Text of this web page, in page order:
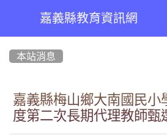
嘉義縣教育資訊網
本站消息
嘉義縣梅山鄉大南國民小
度第二次長期代理教師甄